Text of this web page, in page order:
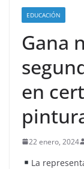
EDUCACIÓN
Gana
en
22 enero, 2024
La